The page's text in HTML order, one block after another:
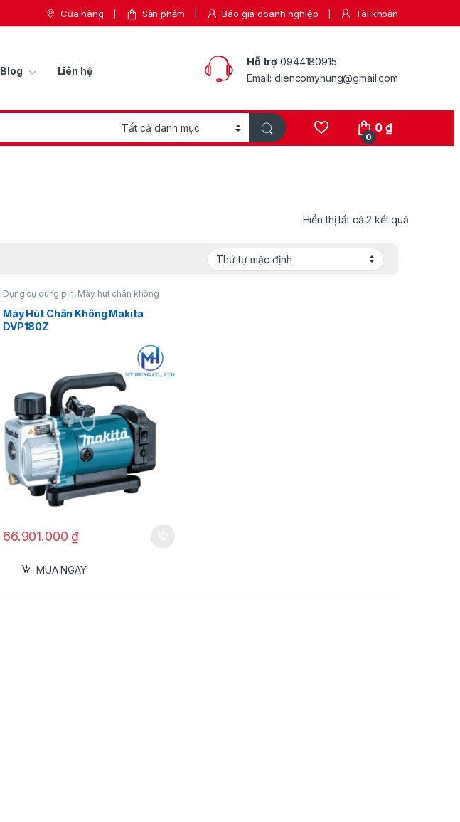
Cửa hàng Sản phẩm Báo giá doanh nghiệp Tài khoản
Blog Liên hệ
Hỗ trợ 0944180915
Email: diencomyhung@gmail.com
0
0₫
Hiển thị tất cả 2 kết quả
Dụng cụ dùng pin, Máy hút chân không
Máy Hút Chân Không Makita
DVP180Z
66.901.000 ₫
MUA NGAY